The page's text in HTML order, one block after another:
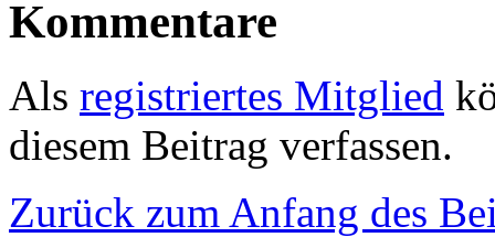
Kommentare
Als registriertes Mitglied
diesem Beitrag verfassen.
Zurück zum Anfang des